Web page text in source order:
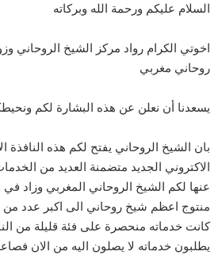
السلام عليكم ورحمة الله وبركاته
اخوتي الكرام رواد مركز الشيخ الروحاني
روحاني مغربي
يسعدنا أن نعلن عن هذه البشارة لكم
بان الشيخ الروحاني يفتح لكم هذه النافذة
الاكتروني الجديد متضمنة العديد من
عنها لكم الشيخ الروحاني المغربي وزاد
منتوج اعظم شيخ روحاني الى اكبر عدد من
كانت خدماته منحصرة على فئة قليلة من
يطلبون خدماته لا يصلون اليه من الان